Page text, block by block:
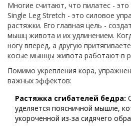
Многие считают, что пилатес -
Single Leg Stretch - это силовое
растяжки. Его главная цель -
мышц живота и их удлинением.
ногу вперед, а другую
косые мышцы живота работают в
Помимо укрепления кора,
важных эффектов:
Растяжка сгибателей бедра:
уделяется поясничной мышле,
укороченной из-за сидячего